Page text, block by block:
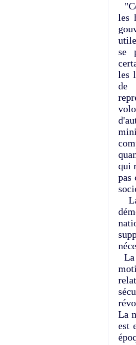
les
se
les
de
qui
pas
La
La
est